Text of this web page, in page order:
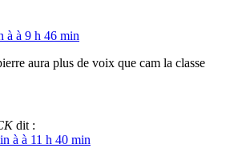
à à 9 h 46 min
aura plus de voix que cam la classe
dit :
à à 11 h 40 min